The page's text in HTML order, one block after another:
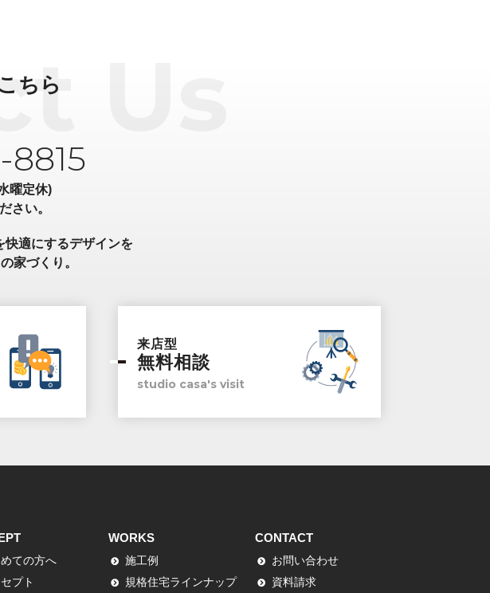
ちら
曜定休)
さい。
快適にするデザインを
家づくり。
来店型
無料相談
studio casa's visit
ての方へ
プト
WORKS
施工例
規格住宅ラインナップ
CONTACT
お問い合わせ
資料請求